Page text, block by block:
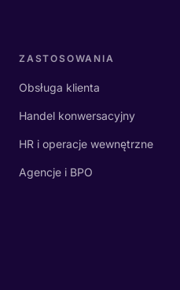
ZASTOSOWANIA
Obsługa klienta
Handel konwersacyjny
HR i operacje wewnętrzne
Agencje i BPO